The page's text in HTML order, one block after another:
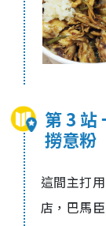
第 3 站
撈意粉
這間主打
店，巴馬